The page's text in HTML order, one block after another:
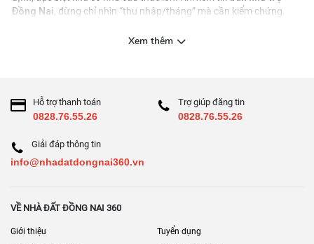
Đồng Nai , đừng chỉ nhìn “thu nhập/tháng” mà cần kiểm chứng
Chi phí vận hành: điện nước, sửa chữa, quản lý
Khả năng tăng giá thuê theo khu vực
Checklist 8 điểm
Tỉ lệ phòng trống, lý do khách rời
PCCC, lối thoát hiểm, an toàn điện
Xem thêm
Hỗ trợ thanh toán
0828.76.55.26
Trợ giúp đăng tin
0828.76.55.26
Giải đáp thông tin
info@nhadatdongnai360.vn
VỀ NHÀ ĐẤT ĐỒNG NAI 360
Giới thiệu
Tuyển dụng